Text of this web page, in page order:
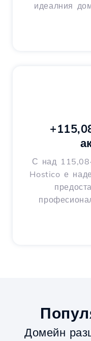
идеалния
С над
Hostico е
Домейн